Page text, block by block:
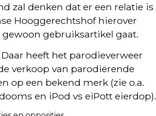
zal denken dat er een relatie is
Hooggerechtshof hierover
gebruiksartikel gaat.
heeft het parodieverweer
verkoop van parodiërende
op een bekend merk (zie o.a.
en iPod vs eiPott eierdop).